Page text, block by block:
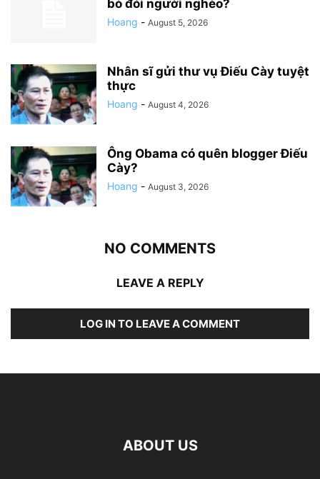
bỏ đói người nghèo?
Hoang - August 5, 2026
Nhân sĩ gửi thư vụ Điếu Cày tuyệt
thực
Hoang - August 4, 2026
Ông Obama có quên blogger Điếu
Cày?
Hoang - August 3, 2026
NO COMMENTS
LEAVE A REPLY
LOG IN TO LEAVE A COMMENT
ABOUT US